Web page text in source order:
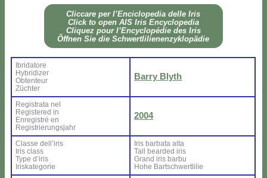
Clic­ca­re per l’En­ci­clo­pe­dia del­le Iris
Click to open AIS Iris En­cy­clo­pe­dia
Cli­quez pour l’En­cy­clo­pé­die des Iris
Öff­nen Sie die Sch­wer­tli­lie­nen­zy­klo­pä­die
Ibri­da­to­re
Hy­bri­di­zer
Ob­ten­teur
Zü­ch­ter
Bar­ry Blyth
Re­gi­stra­ta nel
Re­gi­ste­red in
En­re­gi­stré en
Re­gi­strie­rung­sjahr
2004
Clas­se del­l’i­ris
Iris class
Ty­pe d’i­ris
Iri­ska­te­go­rie
Iris bar­ba­ta al­ta
Tall bear­ded iris
Grand iris bar­bu
Ho­he Bar­ts­ch­wer­tli­lie